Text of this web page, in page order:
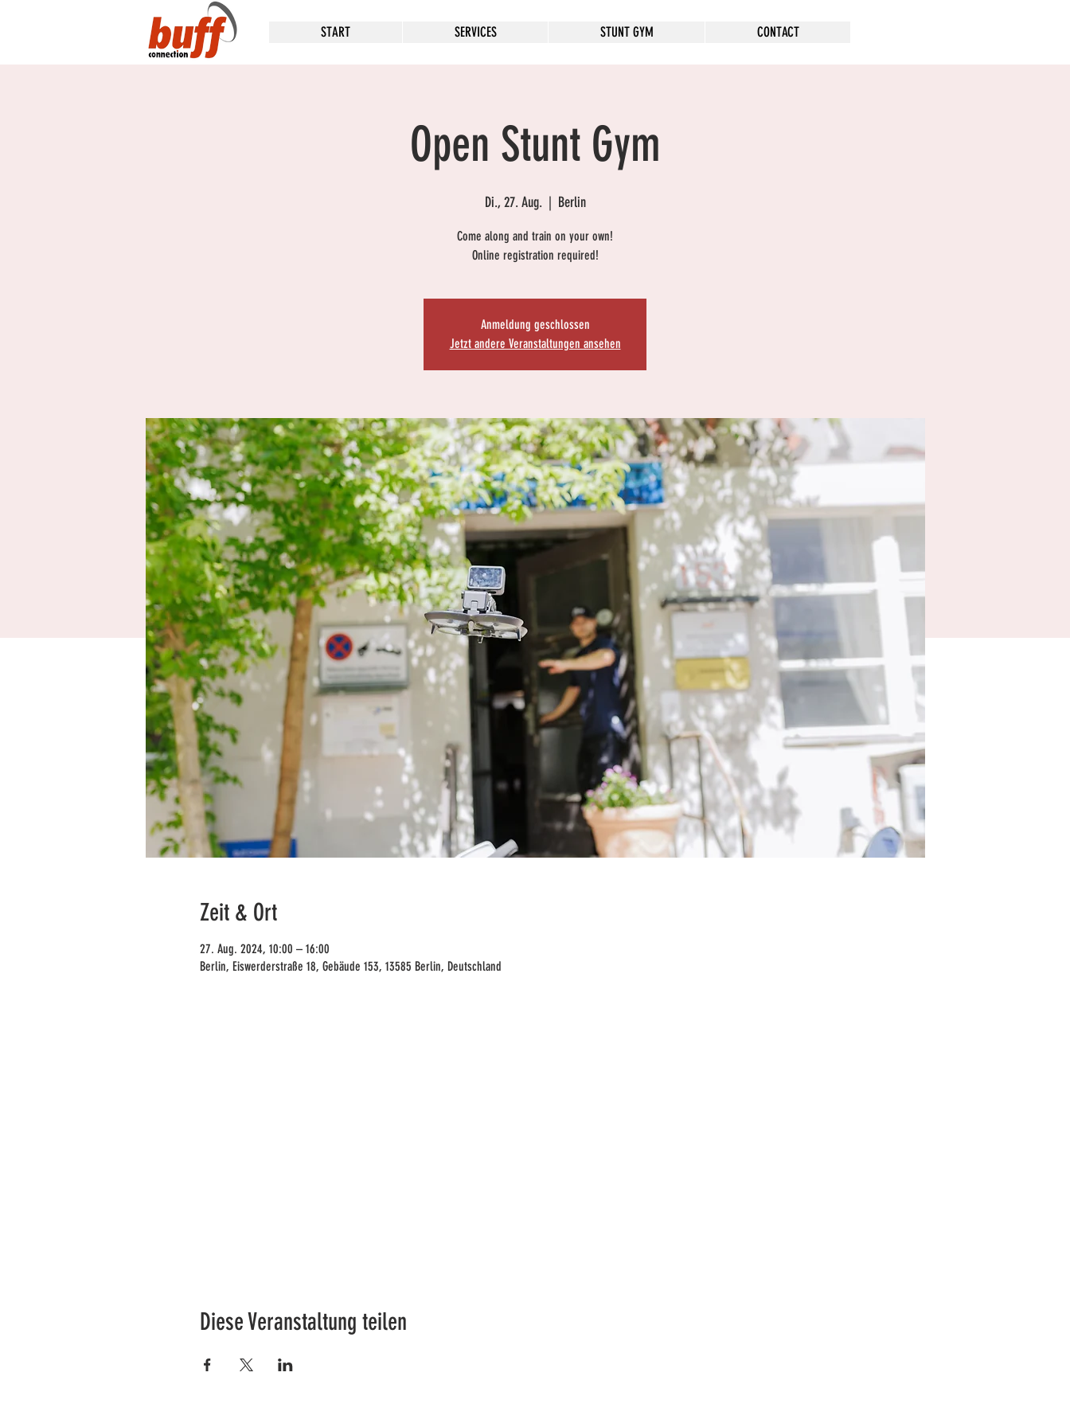
START SERVICES STUNT GYM CONTACT
Open Stunt Gym
Di., 27. Aug.
  |
Berlin
Come along and train on your own!
Online registration required!
Anmeldung geschlossen
Jetzt andere Veranstaltungen ansehen
Zeit & Ort
27. Aug. 2024, 10:00 – 16:00
Berlin, Eiswerderstraße 18, Gebäude 153, 13585 Berlin, Deutschland
Diese Veranstaltung teilen